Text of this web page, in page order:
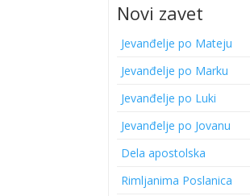
Novi zavet
Jevanđelje po Mateju
Jevanđelje po Marku
Jevanđelje po Luki
Jevanđelje po Jovanu
Dela apostolska
Rimljanima Poslanica